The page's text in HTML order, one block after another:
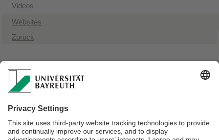
​Videos
Websites
Zurück
Verantwortlich für die Redaktion:
Datenschutz / Disclaimer Impressum Hausordnung